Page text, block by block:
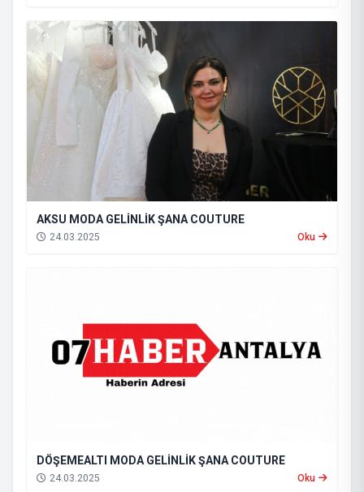
AKSU MODA GELİNLİK ŞANA COUTURE
24.03.2025 Oku
DÖŞEMEALTI MODA GELİNLİK ŞANA COUTURE
24.03.2025 Oku